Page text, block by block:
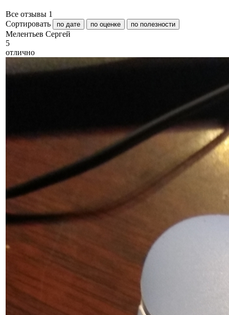
Все отзывы 1
Сортировать
по дате по оценке по полезности
Мелентьев Сергей
5
отлично